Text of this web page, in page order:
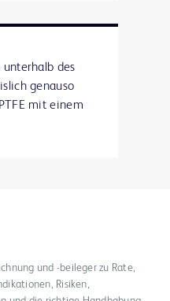
unterhalb des
genauso
mit einem
und -beileger zu Rate,
Risiken,